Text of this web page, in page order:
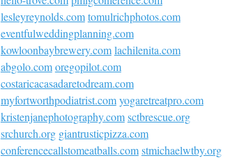
lesleyreynolds.comtomulrichphotos.com
eventfulweddingplanning.com
kowloonbaybrewery.comlachilenita.com
abgolo.comoregopilot.com
costaricacasadaretodream.com
myfortworthpodiatrist.comyogaretreatpro.com
kristenjanephotography.comsctbrescue.org
srchurch.org giantrusticpizza.com
conferencecallstomeatballs.comstmichaelwtby.org